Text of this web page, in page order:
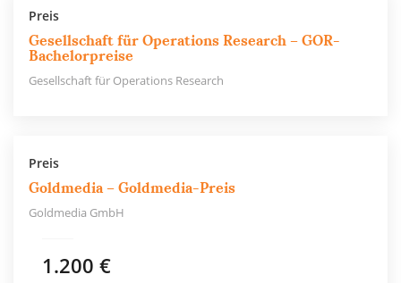
Preis
Gesellschaft für Operations Research – GOR-
Bachelorpreise
Gesellschaft für Operations Research
Preis
Goldmedia – Goldmedia-Preis
Goldmedia GmbH
1.200 €